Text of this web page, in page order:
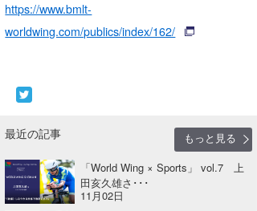
https://www.bmlt-
worldwing.com/publics/index/162/
最近の記事
もっと見る
「World Wing × Sports」 vol.7 上
田亥久雄さ･･･
11月02日